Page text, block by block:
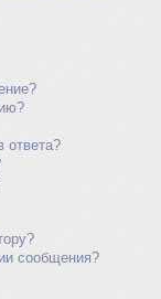
ответа?
сообщения?